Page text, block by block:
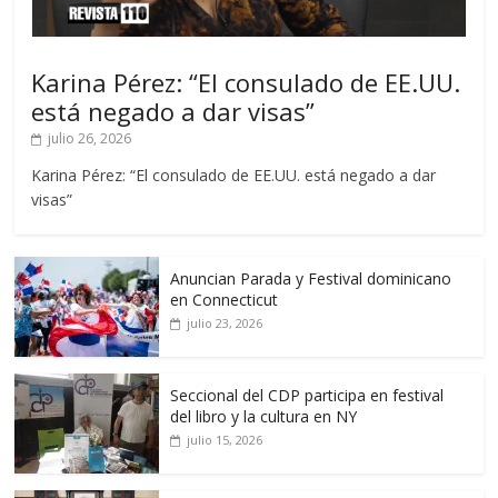
Karina Pérez: “El consulado de EE.UU.
está negado a dar visas”
julio 26, 2026
Karina Pérez: “El consulado de EE.UU. está negado a dar
visas”
Anuncian Parada y Festival dominicano
en Connecticut
julio 23, 2026
Seccional del CDP participa en festival
del libro y la cultura en NY
julio 15, 2026